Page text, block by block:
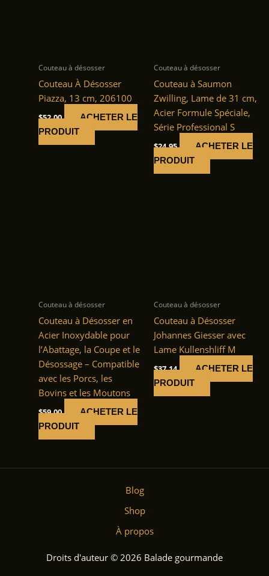
Couteau à désosser
Couteau À Désosser
Piazza, 13 cm, 206100
$52.00
ACHETER LE
PRODUIT
Couteau à désosser
Couteau à Saumon
Zwilling, Lame de 31 cm,
Acier Formule Spéciale,
Série Professional S
$24.95
ACHETER LE
PRODUIT
Couteau à désosser
Couteau à Désosser en
Acier Inoxydable pour
l’Abattage, la Coupe et le
Désossage – Compatible
avec les Porcs, les
Bovins et les Moutons
$59.00
ACHETER LE
PRODUIT
Couteau à désosser
Couteau à Désosser
Johannes Giesser avec
Lame Kullenshliff M
$37.14
ACHETER LE
PRODUIT
Blog
Shop
À propos
Droits d'auteur © 2026 Balade gourmande